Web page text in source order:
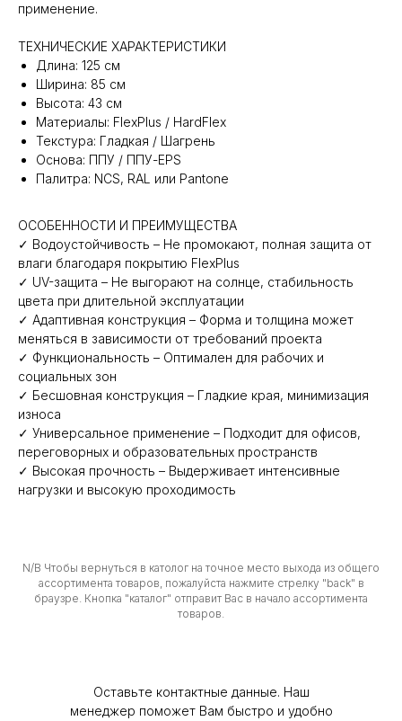
применение.
ТЕХНИЧЕСКИЕ ХАРАКТЕРИСТИКИ
Длина: 125 см
Ширина: 85 см
Высота: 43 см
Материалы: FlexPlus / HardFlex
Текстура: Гладкая / Шагрень
Основа: ППУ / ППУ-EPS
Палитра: NCS, RAL или Pantone
ОСОБЕННОСТИ И ПРЕИМУЩЕСТВА
✓ Водоустойчивость – Не промокают, полная защита от
влаги благодаря покрытию FlexPlus
✓ UV-защита – Не выгорают на солнце, стабильность
цвета при длительной эксплуатации
✓ Адаптивная конструкция – Форма и толщина может
меняться в зависимости от требований проекта
✓ Функциональность – Оптимален для рабочих и
социальных зон
✓ Бесшовная конструкция – Гладкие края, минимизация
износа
✓ Универсальное применение – Подходит для офисов,
переговорных и образовательных пространств
✓ Высокая прочность – Выдерживает интенсивные
нагрузки и высокую проходимость
N/B Чтобы вернуться в католог на точное место выхода из общего
ассортимента товаров, пожалуйста нажмите стрелку "back" в
браузре. Кнопка "каталог" отправит Вас в начало ассортимента
товаров.
Оставьте контактные данные. Наш
менеджер поможет Вам быстро и удобно